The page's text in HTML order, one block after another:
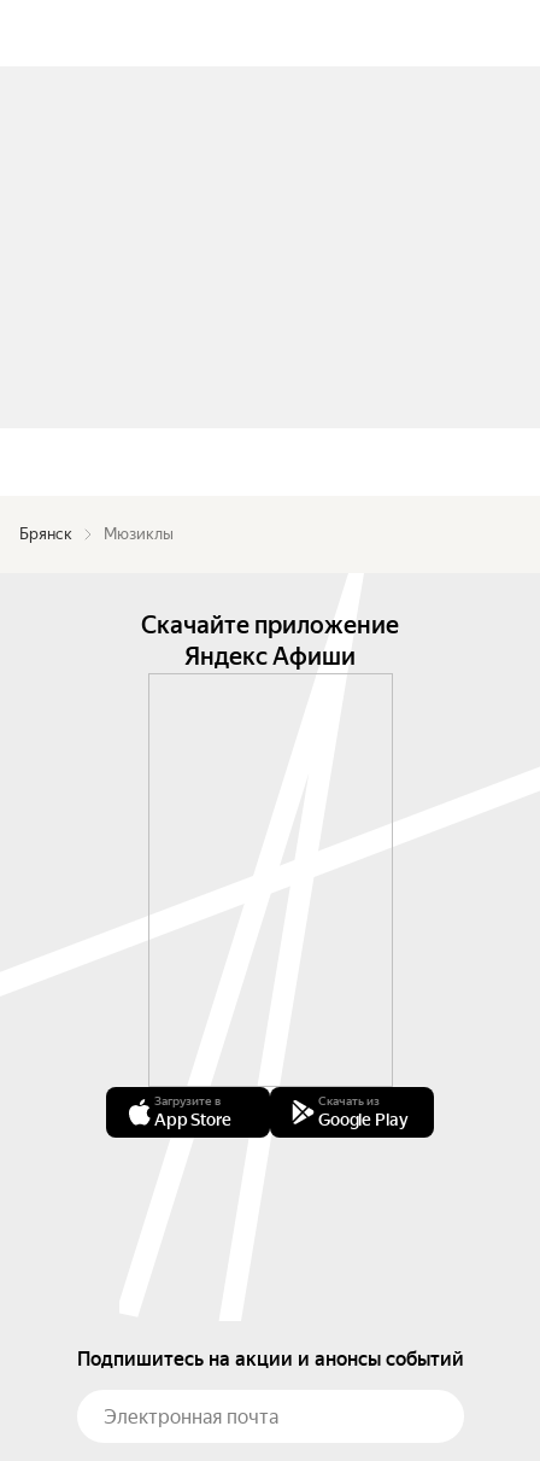
Брянск Мюзиклы
Скачайте приложение
Яндекс Афиши
Загрузите в
App Store
Скачать из
Google Play
Подпишитесь на акции и анонсы событий